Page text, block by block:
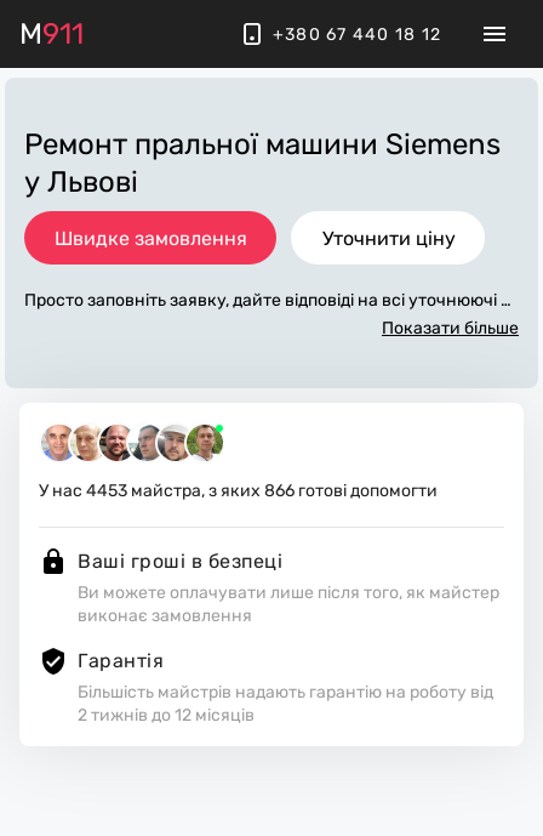
M911 +380 67 440 18 12
Ремонт пральної машини Siemens
у Львові
Швидке замовлення Уточнити ціну
Просто заповніть заявку, дайте відповіді на всі уточнюючі за
питання по «ремонт пральної машини siemens». Ми зв'яже
атеріали. Виконавці стежать за чистотою та прибирають ро
боче місце.
Показати більше
У нас 4453 майстра, з яких 866 готові допомогти
Ваші гроші в безпеці
Ви можете оплачувати лише після того, як майстер
виконає замовлення
Гарантія
Більшість майстрів надають гарантію на роботу від
2 тижнів до 12 місяців